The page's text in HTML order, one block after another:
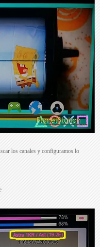
los canales y configuramos lo